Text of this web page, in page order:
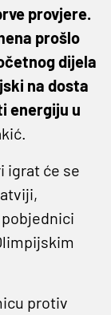
provjere.
prošlo
dijela
na dosta
energiju u
igrat će se
protiv